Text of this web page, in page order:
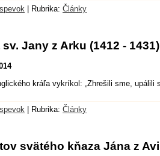
Rubrika: Články
Jany z Arku (1412 - 1431)
kráľa vykríkol: „Zhrešili sme, upálili
Rubrika: Články
svätého kňaza Jána z